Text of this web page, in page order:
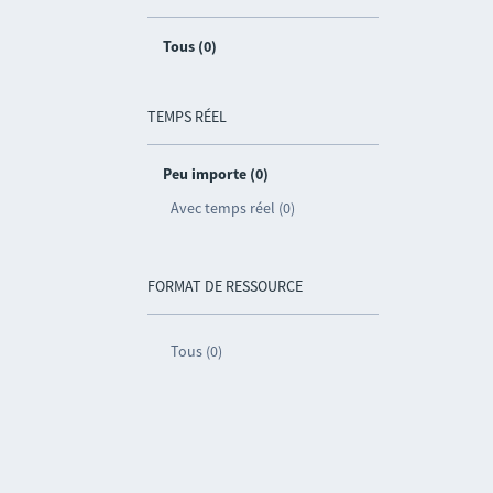
Tous (0)
TEMPS RÉEL
Peu importe (0)
Avec temps réel (0)
FORMAT DE RESSOURCE
Tous (0)